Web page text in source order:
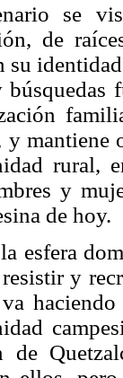
se
de
su
mantiene
rural,
y
de hoy.
esfera
y
de